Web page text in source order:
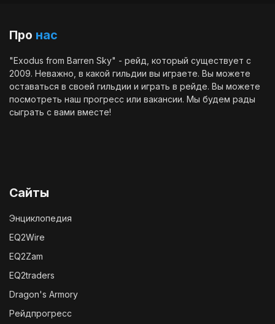
Про нас
"Exodus from Barren Sky" - рейд, который существует с
2009. Неважно, в какой гильдии вы играете. Вы можете
оставаться в своей гильдии и играть в рейде. Вы можете
посмотреть наш прогресс или вакансии. Мы будем рады
сыграть с вами вместе!
Сайты
Энциклопедия
EQ2Wire
EQ2Zam
EQ2traders
Dragon's Armory
Рейдпрогресс